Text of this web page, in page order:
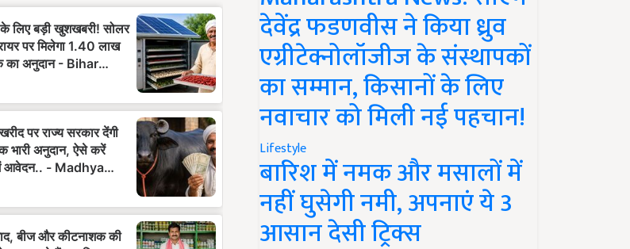
देवेंद्र फडणवीस ने किया ध्रुव
एग्रीटेक्नोलॉजीज के संस्थापकों
का सम्मान, किसानों के लिए
नवाचार को मिली नई पहचान!
Lifestyle
बारिश में नमक और मसालों में
नहीं घुसेगी नमी, अपनाएं ये 3
आसान देसी ट्रिक्स